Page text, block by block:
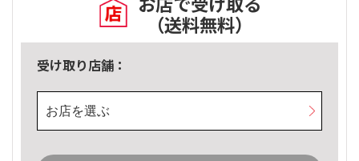
（送料無料）
受け取り店舗：
お店を選ぶ